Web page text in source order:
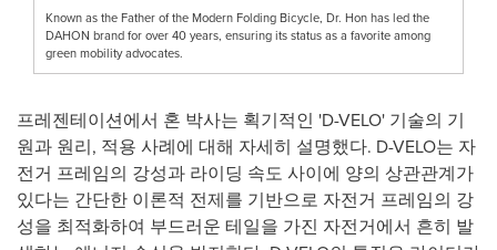
Known as the Father of the Modern Folding Bicycle, Dr. Hon has led the
DAHON brand for over 40 years, ensuring its status as a favorite among
green mobility advocates.
프레젠테이션에서 혼 박사는 획기적인 'D-VELO' 기술의 기
원과 원리, 적용 사례에 대해 자세히 설명했다. D-VELO는 자
전거 프레임의 강성과 라이딩 속도 사이에 양의 상관관계가
있다는 간단한 이론적 전제를 기반으로 자전거 프레임의 강
성을 최적화하여 부드러운 테일을 가진 자전거에서 흔히 발